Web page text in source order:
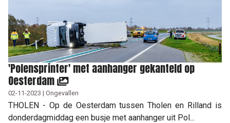
'Polensprinter' met aanhanger gekanteld op
Oesterdam
02-11-2023 | Ongevallen
THOLEN - Op de Oesterdam tussen Tholen en Rilland is
donderdagmiddag een busje met aanhanger uit Pol...